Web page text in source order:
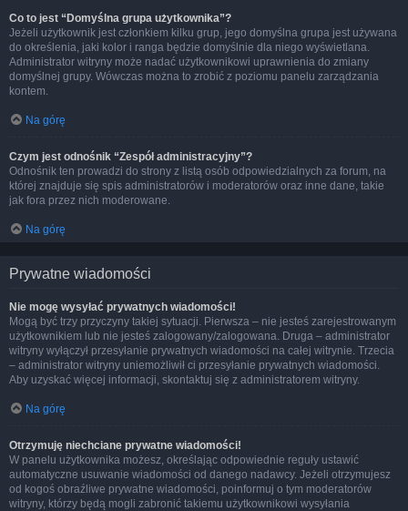
Co to jest “Domyślna grupa użytkownika”?
Jeżeli użytkownik jest członkiem kilku grup, jego domyślna grupa jest używana
do określenia, jaki kolor i ranga będzie domyślnie dla niego wyświetlana.
Administrator witryny może nadać użytkownikowi uprawnienia do zmiany
domyślnej grupy. Wówczas można to zrobić z poziomu panelu zarządzania
kontem.
Na górę
Czym jest odnośnik “Zespół administracyjny”?
Odnośnik ten prowadzi do strony z listą osób odpowiedzialnych za forum, na
której znajduje się spis administratorów i moderatorów oraz inne dane, takie
jak fora przez nich moderowane.
Na górę
Prywatne wiadomości
Nie mogę wysyłać prywatnych wiadomości!
Mogą być trzy przyczyny takiej sytuacji. Pierwsza – nie jesteś zarejestrowanym
użytkownikiem lub nie jesteś zalogowany/zalogowana. Druga – administrator
witryny wyłączył przesyłanie prywatnych wiadomości na całej witrynie. Trzecia
– administrator witryny uniemożliwił ci przesyłanie prywatnych wiadomości.
Aby uzyskać więcej informacji, skontaktuj się z administratorem witryny.
Na górę
Otrzymuję niechciane prywatne wiadomości!
W panelu użytkownika możesz, określając odpowiednie reguły ustawić
automatyczne usuwanie wiadomości od danego nadawcy. Jeżeli otrzymujesz
od kogoś obraźliwe prywatne wiadomości, poinformuj o tym moderatorów
witryny, którzy będą mogli zabronić takiemu użytkownikowi wysyłania